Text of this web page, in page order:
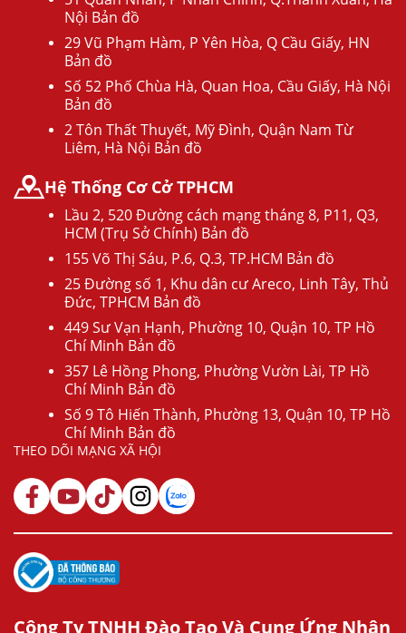
Nội Bản đồ
29 Vũ Phạm Hàm, P Yên Hòa, Q Cầu Giấy, HN
Bản đồ
Số 52 Phố Chùa Hà, Quan Hoa, Cầu Giấy, Hà Nội
Bản đồ
2 Tôn Thất Thuyết, Mỹ Đình, Quận Nam Từ
Liêm, Hà Nội Bản đồ
Hệ Thống Cơ Cở TPHCM
Lầu 2, 520 Đường cách mạng tháng 8, P11, Q3,
HCM (Trụ Sở Chính) Bản đồ
155 Võ Thị Sáu, P.6, Q.3, TP.HCM Bản đồ
25 Đường số 1, Khu dân cư Areco, Linh Tây, Thủ
Đức, TPHCM Bản đồ
449 Sư Vạn Hạnh, Phường 10, Quận 10, TP Hồ
Chí Minh Bản đồ
357 Lê Hồng Phong, Phường Vườn Lài, TP Hồ
Chí Minh Bản đồ
Số 9 Tô Hiến Thành, Phường 13, Quận 10, TP Hồ
Chí Minh Bản đồ
THEO DÕI MẠNG XÃ HỘI
Công Ty TNHH Đào Tạo Và Cung Ứng Nhân